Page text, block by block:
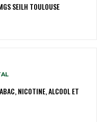
SEILH TOULOUSE
NICOTINE, ALCOOL ET